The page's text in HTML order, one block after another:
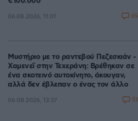
06.08.2026, 11:01 65
Μυστήριο με το ραντεβού Πεζεσκιάν -
Χαμενεΐ στην Τεχεράνη: Βρέθηκαν σε
ένα σκοτεινό αυτοκίνητο, άκουγαν,
αλλά δεν έβλεπαν ο ένας τον άλλο
06.08.2026, 13:37 51